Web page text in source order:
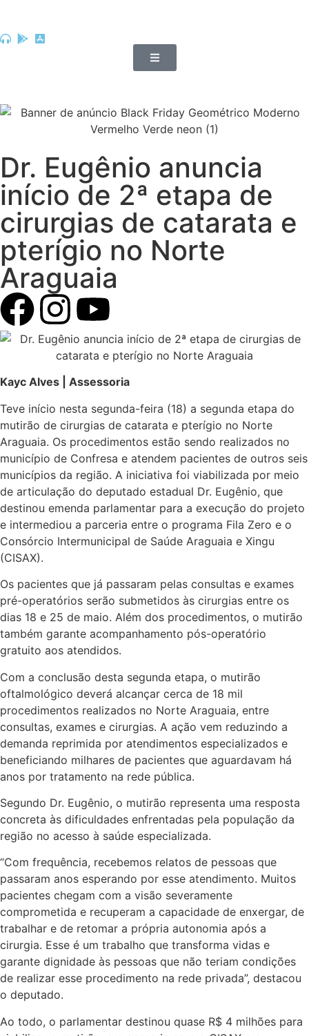
Dr. Eugênio anuncia
início de 2ª etapa de
cirurgias de catarata e
pterígio no Norte
Araguaia
Kayc Alves | Assessoria
Teve início nesta segunda-feira (18) a segunda etapa do
mutirão de cirurgias de catarata e pterígio no Norte
Araguaia. Os procedimentos estão sendo realizados no
município de Confresa e atendem pacientes de outros seis
municípios da região. A iniciativa foi viabilizada por meio
de articulação do deputado estadual Dr. Eugênio, que
destinou emenda parlamentar para a execução do projeto
e intermediou a parceria entre o programa Fila Zero e o
Consórcio Intermunicipal de Saúde Araguaia e Xingu
(CISAX).
Os pacientes que já passaram pelas consultas e exames
pré-operatórios serão submetidos às cirurgias entre os
dias 18 e 25 de maio. Além dos procedimentos, o mutirão
também garante acompanhamento pós-operatório
gratuito aos atendidos.
Com a conclusão desta segunda etapa, o mutirão
oftalmológico deverá alcançar cerca de 18 mil
procedimentos realizados no Norte Araguaia, entre
consultas, exames e cirurgias. A ação vem reduzindo a
demanda reprimida por atendimentos especializados e
beneficiando milhares de pacientes que aguardavam há
anos por tratamento na rede pública.
Segundo Dr. Eugênio, o mutirão representa uma resposta
concreta às dificuldades enfrentadas pela população da
região no acesso à saúde especializada.
“Com frequência, recebemos relatos de pessoas que
passaram anos esperando por esse atendimento. Muitos
pacientes chegam com a visão severamente
comprometida e recuperam a capacidade de enxergar, de
trabalhar e de retomar a própria autonomia após a
cirurgia. Esse é um trabalho que transforma vidas e
garante dignidade às pessoas que não teriam condições
de realizar esse procedimento na rede privada”, destacou
o deputado.
Ao todo, o parlamentar destinou quase R$ 4 milhões para